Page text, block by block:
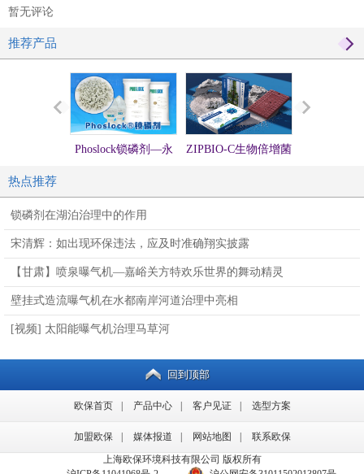
暂无评论
推荐产品
Phoslock锁磷剂—永 ZIPBIO-C生物倍增菌
热点推荐
锁磷剂在湖泊治理中的作用
宋清辉：如出现环保违法，应及时准确翔实披露
【甘肃】喷泉曝气机—嘉峪关方特欢乐世界的舞动精灵
壁挂式造流曝气机在水都南岸河道治理中亮相
[视频] 太阳能曝气机治理马草河
回到顶部
欧保首页 产品中心 客户见证 选型方案
加盟欧保 媒体报道 网站地图
联系欧保
上海欧保环境科技有限公司 版权所有